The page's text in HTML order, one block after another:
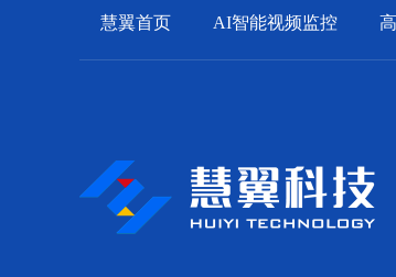
慧翼首页 AI智能视频监控